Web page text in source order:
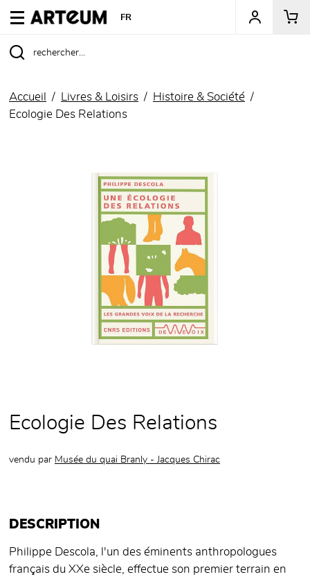
ARTEUM, la référence des boutiques de musées
FR
Accueil Livres & Loisirs
Histoire & Société
Ecologie Des Relations
Ecologie Des Relations
vendu par Musée du quai Branly - Jacques Chirac
DESCRIPTION
Philippe Descola, l'un des éminents anthropologues
français du XXe siècle, effectue son premier terrain en